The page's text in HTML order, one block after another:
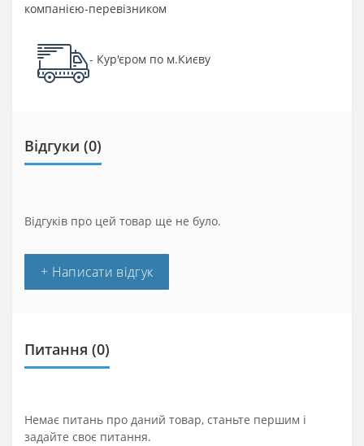
компанією-перевізником
- Кур'єром по м.Києву
Відгуки (0)
Відгуків про цей товар ще не було.
+ Написати відгук
Питання (0)
Немає питань про даний товар, станьте першим і
задайте своє питання.